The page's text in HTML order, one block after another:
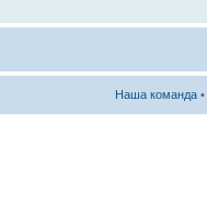
Наша команда •